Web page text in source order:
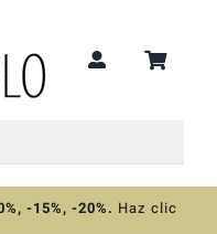
-15%, -20%. Haz clic